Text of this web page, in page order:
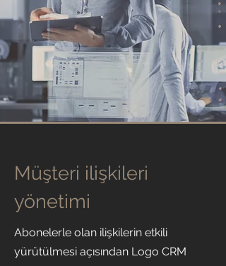
Müşteri ilişkileri
yönetimi
Abonelerle olan ilişkilerin etkili
yürütülmesi açısından Logo CRM